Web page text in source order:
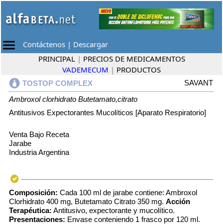
Contáctenos | Descargar
PRINCIPAL | PRECIOS DE MEDICAMENTOS
VADEMECUM | PRODUCTOS
TOSTOP COMPLEX
SAVANT
Ambroxol clorhidrato Butetamato,citrato
Antitusivos Expectorantes Mucolíticos [Aparato Respiratorio]
Venta Bajo Receta
Jarabe
Industria Argentina
Composición: Cada 100 ml de jarabe contiene: Ambroxol
Clorhidrato 400 mg, Butetamato Citrato 350 mg. Acción
Terapéutica: Antitusivo, expectorante y mucolítico.
Presentaciones: Envase conteniendo 1 frasco por 120 ml.